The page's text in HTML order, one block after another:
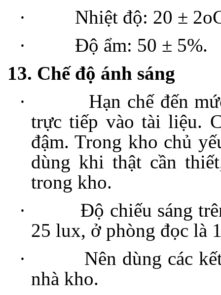
·
Nhiệt độ: 20 ±
·
Độ ẩm: 50 ± 5%.
13. Chế độ ánh sáng
·
Hạn chế đến
trực tiếp vào tài liệu.
đậm. Trong kho chủ
dùng khi thật cần
trong kho.
·
Độ chiếu sáng
25 lux, ở phòng đọc là
·
Nên dùng các
nhà kho.